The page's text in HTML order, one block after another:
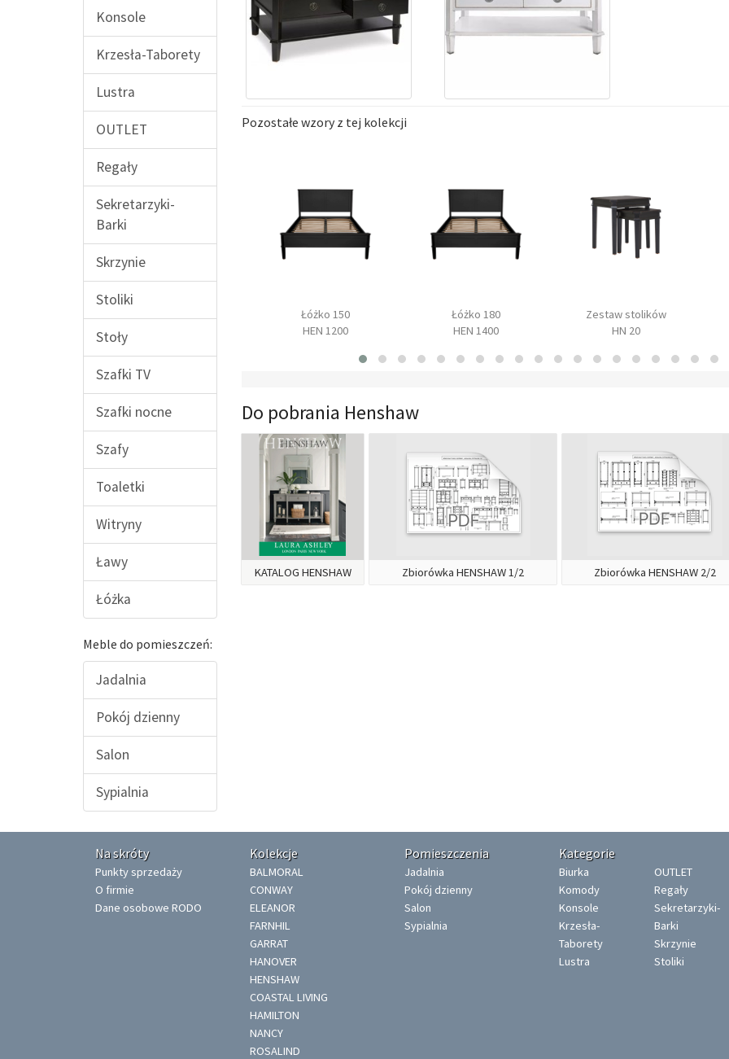
Konsole
Krzesła-Taborety
Lustra
OUTLET
Regały
Sekretarzyki-
Barki
Skrzynie
Stoliki
Stoły
Szafki TV
Szafki nocne
Szafy
Toaletki
Witryny
Ławy
Łóżka
Meble do pomieszczeń:
Jadalnia
Pokój dzienny
Salon
Sypialnia
Pozostałe wzory z tej kolekcji
Łóżko 150
HEN 1200
Łóżko 180
HEN 1400
Zestaw stolików
HN 20
Do pobrania Henshaw
KATALOG HENSHAW Zbiorówka HENSHAW 1/2 Zbiorówka HENSHAW 2/2
Na skróty
Punkty sprzedaży
O firmie
Dane osobowe RODO
Kolekcje
BALMORAL
CONWAY
ELEANOR
FARNHIL
GARRAT
HANOVER
HENSHAW
COASTAL LIVING
HAMILTON
NANCY
ROSALIND
Pomieszczenia
Jadalnia
Pokój dzienny
Salon
Sypialnia
Kategorie
Biurka
Komody
Konsole
Krzesła-
Taborety
Lustra
OUTLET
Regały
Sekretarzyki-
Barki
Skrzynie
Stoliki